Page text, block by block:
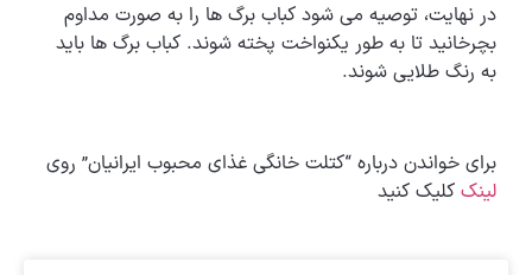
در نهایت، توصیه می شود کباب برگ ها را به صورت مداوم
بچرخانید تا به طور یکنواخت پخته شوند. کباب برگ ها باید
به رنگ طلایی شوند.
برای خواندن درباره “کتلت خانگی غذای محبوب ایرانیان” روی
لینک کلیک کنید